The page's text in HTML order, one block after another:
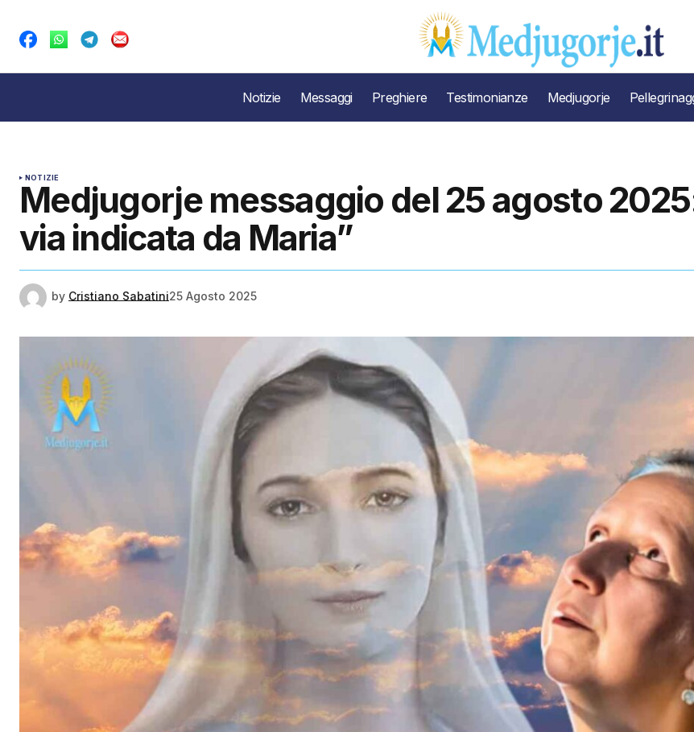
Notizie Messaggi Preghiere Testimonianze Medjugorje
NOTIZIE
Medjugorje messaggio del 25 agosto
via indicata da Maria”
by Cristiano Sabatini25 Agosto 2025